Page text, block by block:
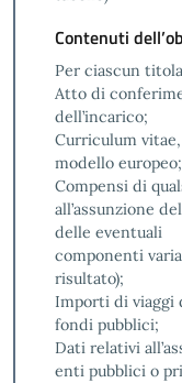
Contenuti
Per ciascun
Atto di
dell’incarico;
Curriculum
modello europeo;
Compensi di
all’assunzione
delle eventuali
componenti
risultato);
Importi di viaggi
fondi pubblici;
Dati relativi
enti pubblici o